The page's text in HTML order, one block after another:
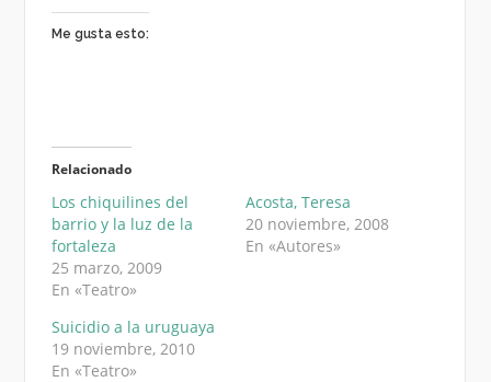
Me gusta esto:
Relacionado
Los chiquilines del
barrio y la luz de la
fortaleza
25 marzo, 2009
En «Teatro»
Acosta, Teresa
20 noviembre, 2008
En «Autores»
Suicidio a la uruguaya
19 noviembre, 2010
En «Teatro»